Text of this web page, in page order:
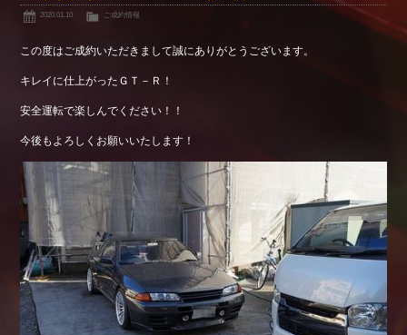
2020.01.10 ご成約情報
この度はご成約いただきまして誠にありがとうございます。
キレイに仕上がったＧＴ－Ｒ！
安全運転で楽しんでください！！
今後もよろしくお願いいたします！